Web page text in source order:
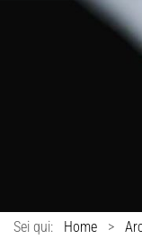
Sei qui: Home >